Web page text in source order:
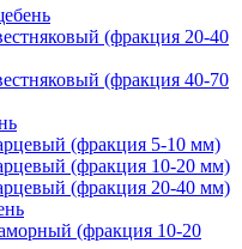
(фракция 20-40
(фракция 40-70
(фракция 5-10 мм)
(фракция 10-20 мм)
(фракция 20-40 мм)
(фракция 10-20